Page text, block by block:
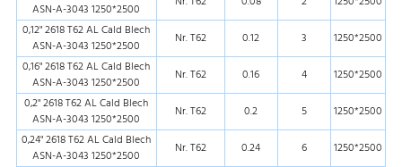
ASN-A-3043 1250*2500
0,12" 2618 T62 AL Cald Blech
ASN-A-3043 1250*2500
Nr. T62 0.12 3
1250*2500
0,16" 2618 T62 AL Cald Blech
ASN-A-3043 1250*2500
Nr. T62 0.16 4
1250*2500
0,2" 2618 T62 AL Cald Blech
ASN-A-3043 1250*2500
Nr. T62 0.2 5
1250*2500
0,24" 2618 T62 AL Cald Blech
ASN-A-3043 1250*2500
Nr. T62 0.24 6
1250*2500